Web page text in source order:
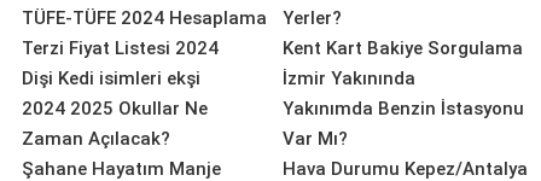
TÜFE-TÜFE 2024 Hesaplama
Terzi Fiyat Listesi 2024
Dişi Kedi isimleri ekşi
2024 2025 Okullar Ne
Zaman Açılacak?
Şahane Hayatım Manje
Yerler?
Kent Kart Bakiye Sorgulama
İzmir Yakınında
Yakınımda Benzin İstasyonu
Var Mı?
Hava Durumu Kepez/Antalya